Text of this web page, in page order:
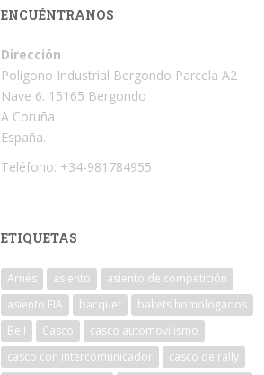
ENCUÉNTRANOS
Dirección
Polígono Industrial Bergondo Parcela A2
Nave 6. 15165 Bergondo
A Coruña
España.
Teléfono: +34-981784955
ETIQUETAS
Arnés asiento
asiento de competición
asiento FIA
bacquet
bakets homologados
Bell
Casco
casco automovilismo
casco con intercomunicador
casco de rally